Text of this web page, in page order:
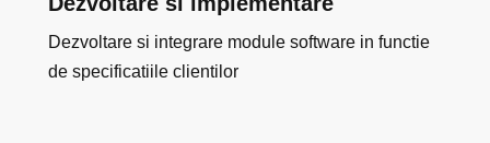
Dezvoltare si integrare module software in functie
de specificatiile clientilor